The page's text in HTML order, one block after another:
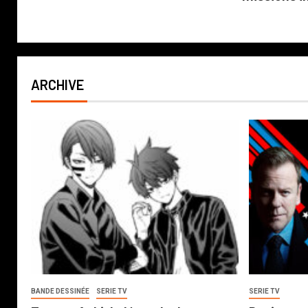
ARCHIVE
BANDE DESSINÉE SERIE TV SERIE TV